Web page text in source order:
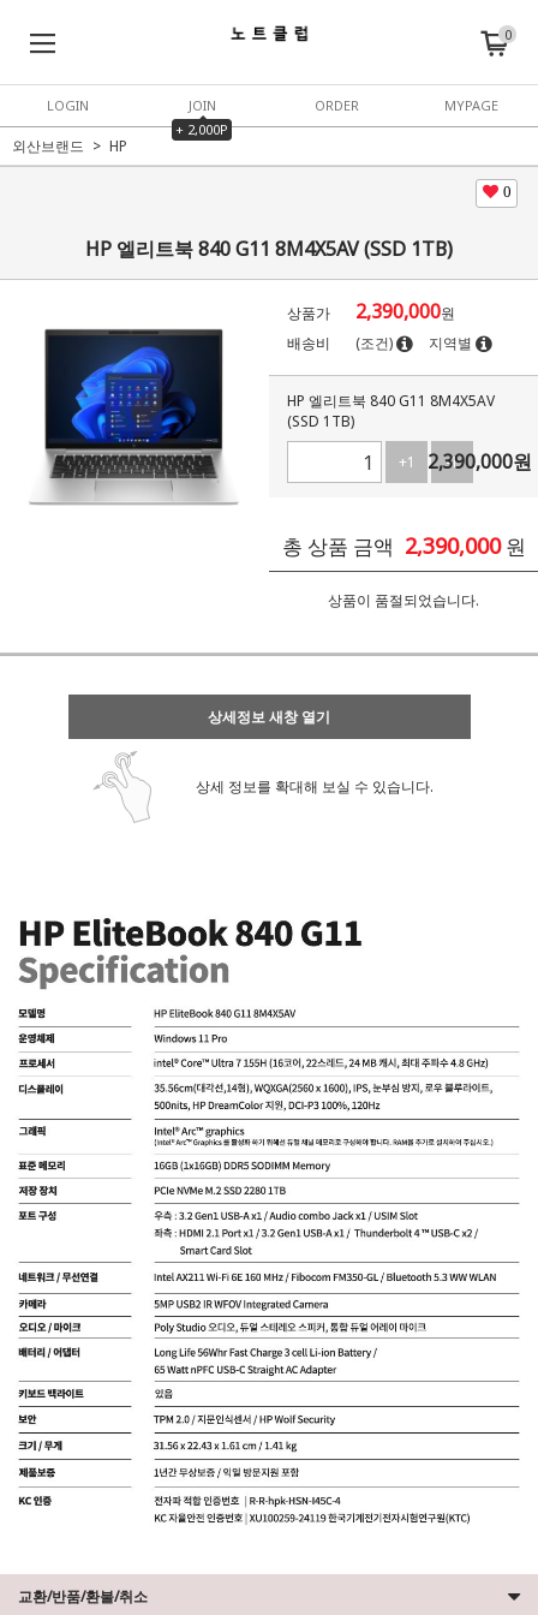
0
LOGIN
JOIN
+ 2,000P
ORDER MYPAGE
외산브랜드 HP
0
HP 엘리트북 840 G11 8M4X5AV (SSD 1TB)
상품가 2,390,000원
배송비
(조건) 지역별
HP 엘리트북 840 G11 8M4X5AV
(SSD 1TB)
+1
-1
2,390,000원
총 상품 금액 2,390,000 원
상품이 품절되었습니다.
상세정보 새창 열기
상세 정보를 확대해 보실 수 있습니다.
교환/반품/환불/취소